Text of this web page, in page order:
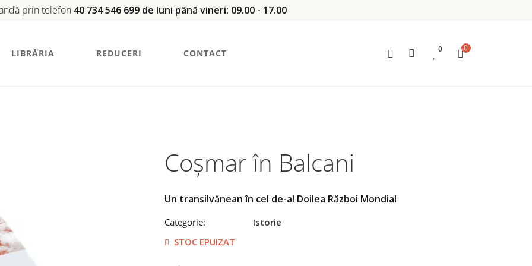
prin telefon 40 734 546 699 de luni până vineri: 09.00 - 17.00
LIBRĂRIA REDUCERI CONTACT 0 0
Coșmar în Balcani
Un transilvănean în cel de-al Doilea Război Mondial
Categorie:
Istorie
STOC EPUIZAT